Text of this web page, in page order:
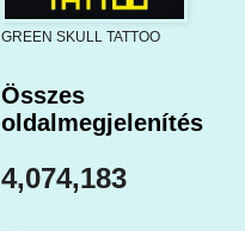
GREEN SKULL TATTOO
Összes
oldalmegjelenítés
4,074,183